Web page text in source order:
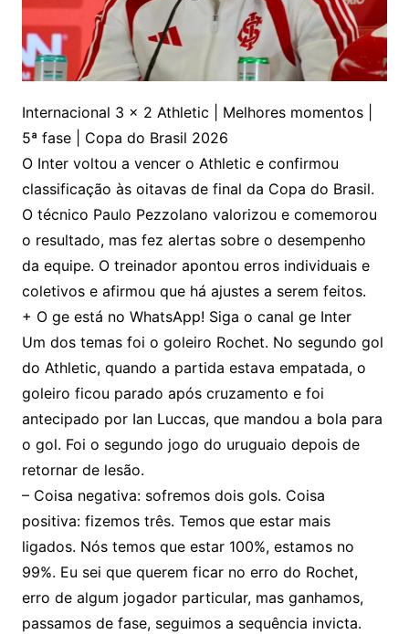
Internacional 3 x 2 Athletic | Melhores momentos |
5ª fase | Copa do Brasil 2026
O Inter voltou a vencer o Athletic e confirmou
classificação às oitavas de final da Copa do Brasil.
O técnico Paulo Pezzolano valorizou e comemorou
o resultado, mas fez alertas sobre o desempenho
da equipe. O treinador apontou erros individuais e
coletivos e afirmou que há ajustes a serem feitos.
+ O ge está no WhatsApp! Siga o canal ge Inter
Um dos temas foi o goleiro Rochet. No segundo gol
do Athletic, quando a partida estava empatada, o
goleiro ficou parado após cruzamento e foi
antecipado por Ian Luccas, que mandou a bola para
o gol. Foi o segundo jogo do uruguaio depois de
retornar de lesão.
– Coisa negativa: sofremos dois gols. Coisa
positiva: fizemos três. Temos que estar mais
ligados. Nós temos que estar 100%, estamos no
99%. Eu sei que querem ficar no erro do Rochet,
erro de algum jogador particular, mas ganhamos,
passamos de fase, seguimos a sequência invicta.